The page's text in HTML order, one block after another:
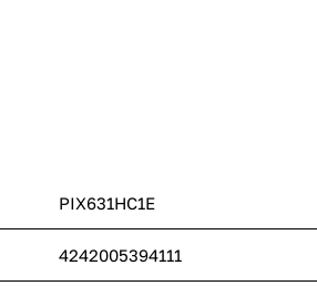
PIX631HC1E
4242005394111